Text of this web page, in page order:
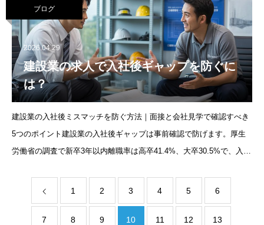
ブログ
2026.04.29
建設業の求人で入社後ギャップを防ぐに
は？
建設業の入社後ミスマッチを防ぐ方法｜面接と会社見学で確認すべき
5つのポイント建設業の入社後ギャップは事前確認で防げます。厚生
労働省の調査で新卒3年以内離職率は高卒41.4%、大卒30.5%で、入社
1 2 3 4 5 6
7 8 9 10 11 12 13